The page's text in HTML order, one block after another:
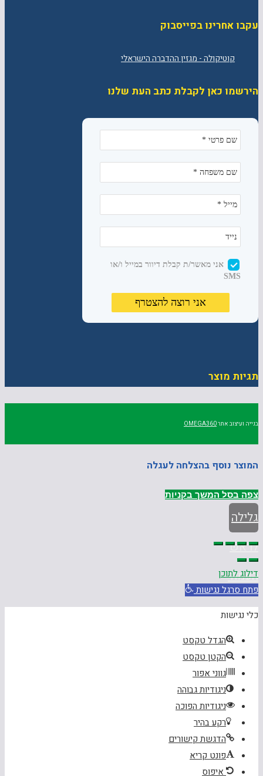
עקבו אחרינו בפייסבוק
הירשמו כאן לקבלת כתב העת שלנו
תגיות מוצר
בנייה ועיצוב אתרOMEGA360
המוצר נוסף בהצלחה לעגלה
צפה בסל המשך בקניות
גלילה
לראש
העמוד
דילוג לתוכן
פתח סרגל נגישות
כלי נגישות
הגדל טקסט
הקטן טקסט
גווני אפור
ניגודיות גבוהה
ניגודיות הפוכה
רקע בהיר
הדגשת קישורים
פונט קריא
איפוס